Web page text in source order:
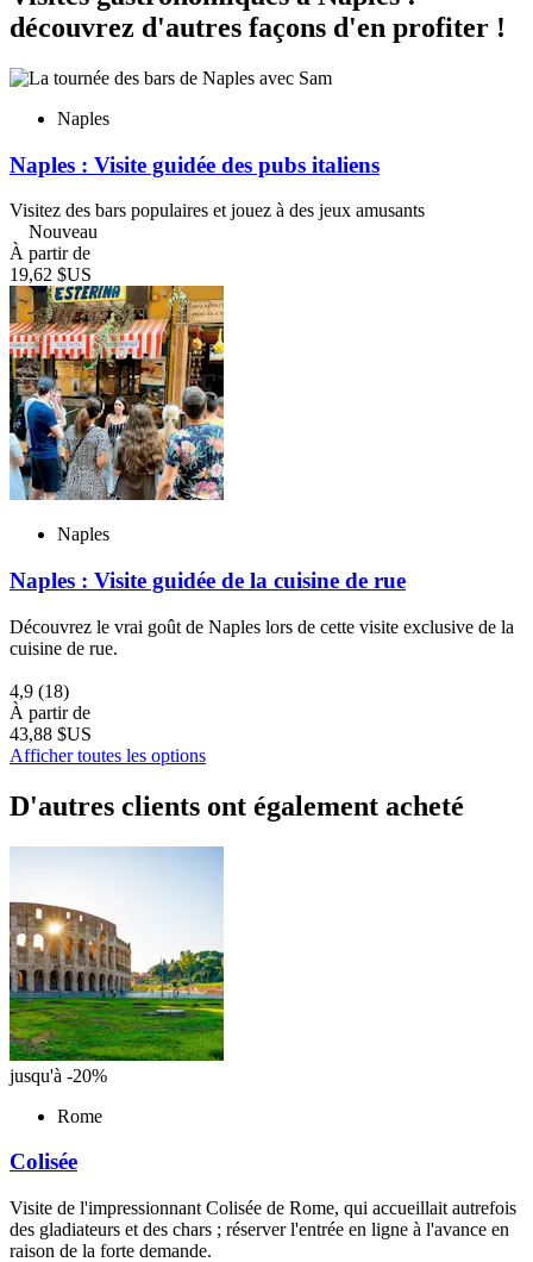
découvrez d'autres façons d'en profiter !
Naples
Naples : Visite guidée des pubs italiens
Visitez des bars populaires et jouez à des jeux amusants
Nouveau
À partir de
19,62 $US
Naples
Naples : Visite guidée de la cuisine de rue
Découvrez le vrai goût de Naples lors de cette visite exclusive de la
cuisine de rue.
4,9 (18)
À partir de
43,88 $US
Afficher toutes les options
D'autres clients ont également acheté
jusqu'à -20%
Rome
Colisée
Visite de l'impressionnant Colisée de Rome, qui accueillait autrefois
des gladiateurs et des chars ; réserver l'entrée en ligne à l'avance en
raison de la forte demande.